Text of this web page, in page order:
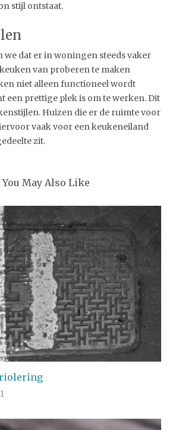
stijl ontstaat.
we dat er in woningen steeds vaker
van proberen te maken
niet alleen functioneel wordt
een prettige plek is om te werken. Dit
Huizen die er de ruimte voor
vaak voor een keukeneiland
zit.
You May Also Like
riolering